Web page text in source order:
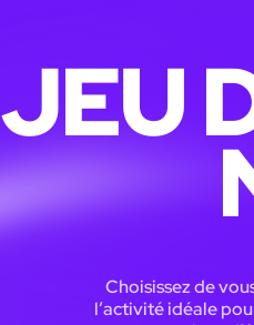
JEU
Choisissez de
l’activité idéale